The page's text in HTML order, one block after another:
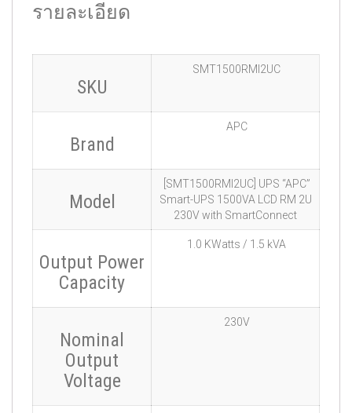
รายละเอียด
SKU
SMT1500RMI2UC
Brand
APC
Model
[SMT1500RMI2UC] UPS “APC”
Smart-UPS 1500VA LCD RM 2U
230V with SmartConnect
Output Power
Capacity
1.0 KWatts / 1.5 kVA
Nominal
Output
Voltage
230V